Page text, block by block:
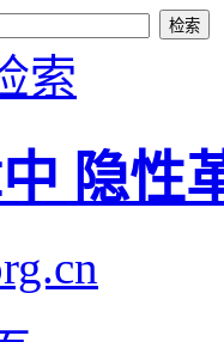
索
隐性